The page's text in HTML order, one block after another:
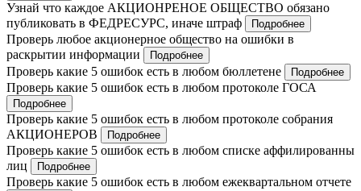
Узнай что каждое АКЦИОНРЕНОЕ ОБЩЕСТВО обязано
публиковать в ФЕДРЕСУРС, иначе штраф
Подробнее
Проверь любое акционерное общество на ошибки в
раскрытии информации
Подробнее
Проверь какие 5 ошибок есть в любом бюллетене Подробнее
Проверь какие 5 ошибок есть в любом протоколе ГОСА
Подробнее
Проверь какие 5 ошибок есть в любом протоколе собрания
АКЦИОНЕРОВ
Подробнее
Проверь какие 5 ошибок есть в любом списке аффилированны
лиц
Подробнее
Проверь какие 5 ошибок есть в любом ежеквартальном отчете